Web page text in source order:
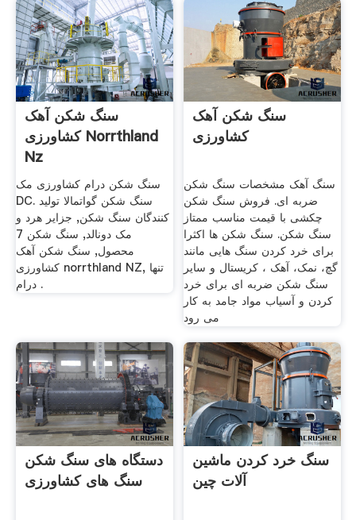
سنگ شکن آهک
کشاورزی Norrthland
Nz
سنگ شکن درام کشاورزی مک
DC. سنگ شکن گواتمالا تولید
کنندگان سنگ شکن, جزایر هرد و
مک دونالد, سنگ شکن 7
محصول, سنگ شکن آهک
کشاورزی norrthland NZ, تنها
درام .
سنگ شکن آهک
کشاورزی
سنگ آهک مشخصات سنگ شکن
ضربه ای. فروش سنگ شکن
چکشی با قیمت مناسب ممتاز
سنگ شکن. سنگ شکن ها اکثرا
برای خرد کردن سنگ هایی مانند
گچ، نمک، آهک ، کریستال و سایر
سنگ شکن ضربه ای برای خرد
کردن و آسیاب مواد جامد به کار
می رود
دستگاه های سنگ شکن
سنگ های کشاورزی
سنگ خرد کردن ماشین
آلات چین